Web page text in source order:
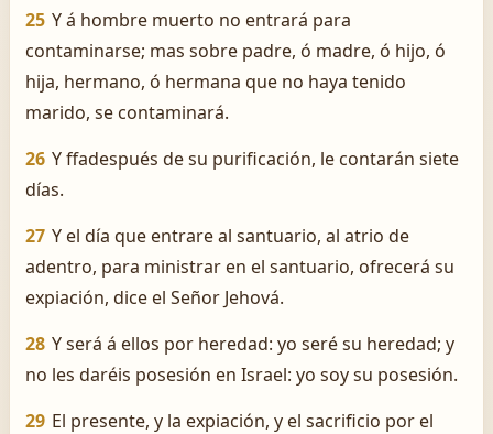
25 Y á hombre muerto no entrará para
contaminarse; mas sobre padre, ó madre, ó hijo, ó
hija, hermano, ó hermana que no haya tenido
marido, se contaminará.
26 Y ffadespués de su purificación, le contarán siete
días.
27 Y el día que entrare al santuario, al atrio de
adentro, para ministrar en el santuario, ofrecerá su
expiación, dice el Señor Jehová.
28 Y será á ellos por heredad: yo seré su heredad; y
no les daréis posesión en Israel: yo soy su posesión.
29 El presente, y la expiación, y el sacrificio por el